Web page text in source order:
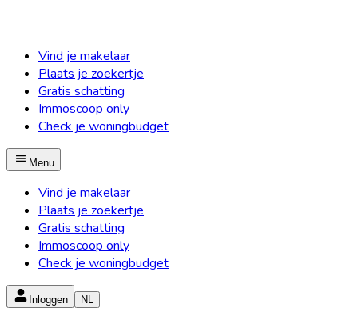
Vind je makelaar
Plaats je zoekertje
Gratis schatting
Immoscoop only
Check je woningbudget
Menu
Vind je makelaar
Plaats je zoekertje
Gratis schatting
Immoscoop only
Check je woningbudget
Inloggen NL